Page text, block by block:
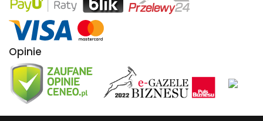
Opinie